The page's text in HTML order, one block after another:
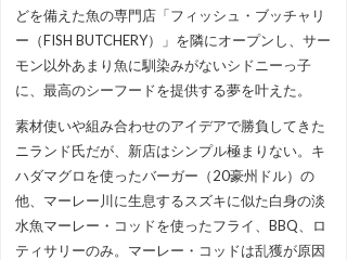
どを備えた魚の専門店「フィッシュ・ブッチャリ
ー（FISH BUTCHERY）」を隣にオープンし、サー
モン以外あまり魚に馴染みがないシドニーっ子
に、最高のシーフードを提供する夢を叶えた。
素材使いや組み合わせのアイデアで勝負してきた
ニランド氏だが、新店はシンプル極まりない。キ
ハダマグロを使ったバーガー（20豪州ドル）の
他、マーレー川に生息するスズキに似た白身の淡
水魚マーレー・コッドを使ったフライ、BBQ、ロ
ティサリーのみ。マーレー・コッドは乱獲が原因